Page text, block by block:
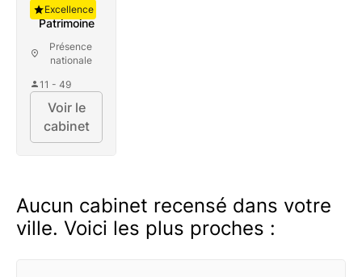
Auguste
Patrimoine
Présence
nationale
11 - 49
Excellence
Voir le
cabinet
Aucun cabinet recensé dans votre
ville. Voici les plus proches :